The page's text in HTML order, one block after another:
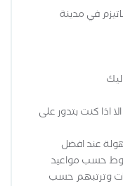
في مدينة
اذا كنت بتدور على
عند افضل
حسب مواعيد
وترتبهم حسب